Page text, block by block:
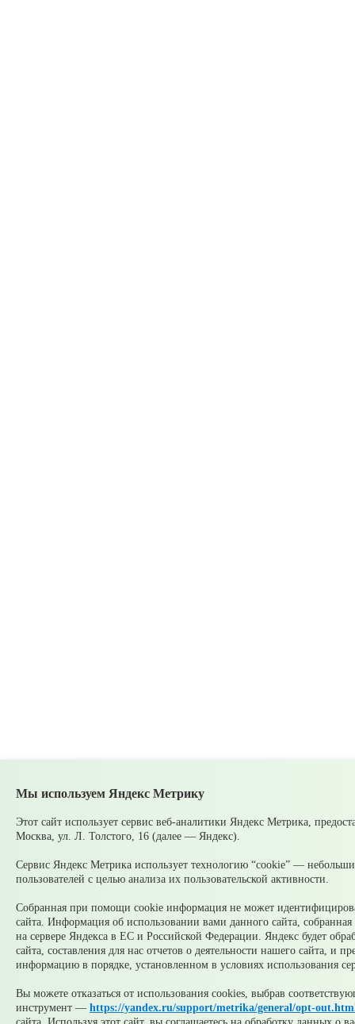
Мы используем Яндекс Метрику
Этот сайт использует сервис веб-аналитики Яндекс Метрика,
Москва, ул. Л. Толстого, 16 (далее — Яндекс).
Сервис Яндекс Метрика использует технологию “cookie” —
пользователей с целью анализа их пользовательской активности.
Собранная при помощи cookie информация не может
сайта. Информация об использовании вами данного сайта,
на сервере Яндекса в ЕС и Российской Федерации. Яндекс будет
сайта, составления для нас отчетов о деятельности нашего сайта, и
информацию в порядке, установленном в условиях использования
Вы можете отказаться от использования cookies, выбрав
инструмент — https://yandex.ru/support/metrika/general/opt-